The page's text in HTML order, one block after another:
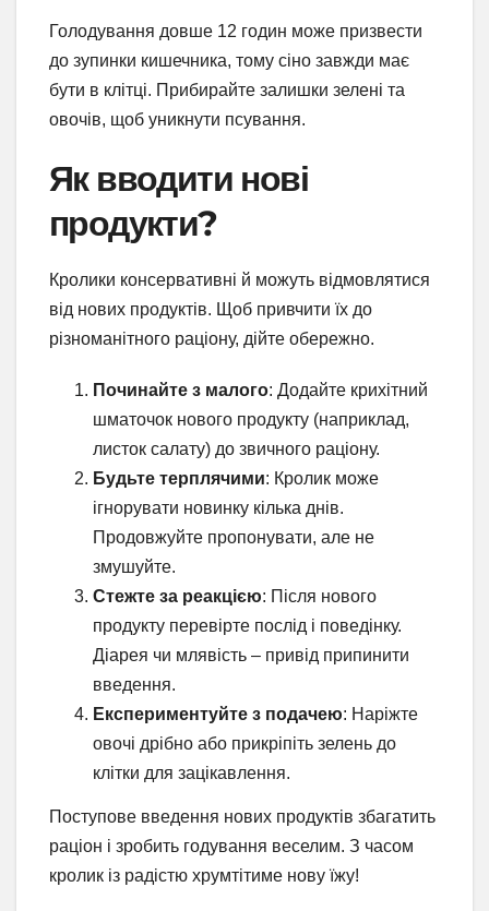
Голодування довше 12 годин може призвести
до зупинки кишечника, тому сіно завжди має
бути в клітці. Прибирайте залишки зелені та
овочів, щоб уникнути псування.
Як вводити нові
продукти?
Кролики консервативні й можуть відмовлятися
від нових продуктів. Щоб привчити їх до
різноманітного раціону, дійте обережно.
Починайте з малого: Додайте крихітний
шматочок нового продукту (наприклад,
листок салату) до звичного раціону.
Будьте терплячими: Кролик може
ігнорувати новинку кілька днів.
Продовжуйте пропонувати, але не
змушуйте.
Стежте за реакцією: Після нового
продукту перевірте послід і поведінку.
Діарея чи млявість – привід припинити
введення.
Експериментуйте з подачею: Наріжте
овочі дрібно або прикріпіть зелень до
клітки для зацікавлення.
Поступове введення нових продуктів збагатить
раціон і зробить годування веселим. З часом
кролик із радістю хрумтітиме нову їжу!